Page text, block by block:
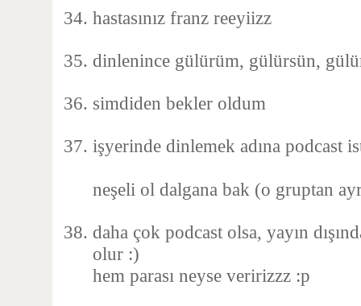
hastasınız franz reeyiizz
dinlenince gülürüm, gülürsün,
simdiden bekler oldum
işyerinde dinlemek adına podcast
neşeli ol dalgana bak (o gruptan
daha çok podcast olsa, yayın
olur :)
hem parası neyse veririzzz :p